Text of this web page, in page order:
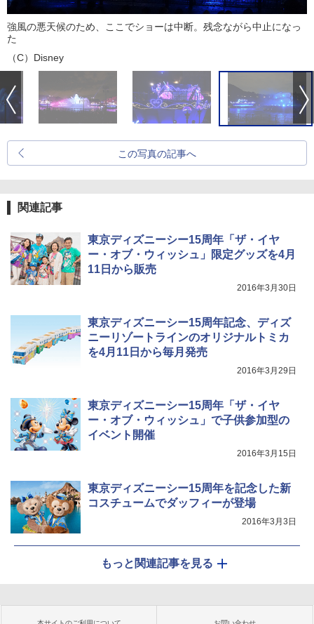
強風の悪天候のため、ここでショーは中断。残念ながら中止になっ
た
（C）Disney
この写真の記事へ
関連記事
東京ディズニーシー15周年「ザ・イヤ
ー・オブ・ウィッシュ」限定グッズを4月
11日から販売
2016年3月30日
東京ディズニーシー15周年記念、ディズ
ニーリゾートラインのオリジナルトミカ
を4月11日から毎月発売
2016年3月29日
東京ディズニーシー15周年「ザ・イヤ
ー・オブ・ウィッシュ」で子供参加型の
イベント開催
2016年3月15日
東京ディズニーシー15周年を記念した新
コスチュームでダッフィーが登場
2016年3月3日
もっと関連記事を見る